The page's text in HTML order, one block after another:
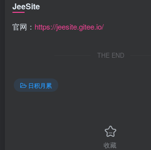
JeeSite
官网： https://jeesite.gitee.io/
THE END
日积月累
收藏